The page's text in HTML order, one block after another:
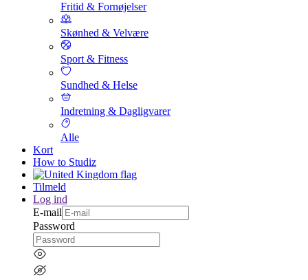
Fritid & Fornøjelser
Skønhed & Velvære
Sport & Fitness
Sundhed & Helse
Indretning & Dagligvarer
Alle
Kort
How to Studiz
Tilmeld
Log ind
E-mail
Password